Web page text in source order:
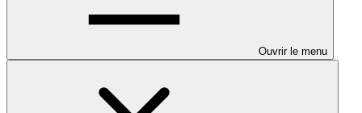
Ouvrir le menu